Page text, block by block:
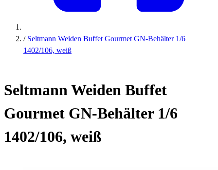
/ Seltmann Weiden Buffet Gourmet GN-Behälter 1/6
1402/106, weiß
Seltmann Weiden Buffet
Gourmet GN-Behälter 1/6
1402/106, weiß